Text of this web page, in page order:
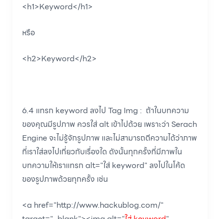
<h1>Keyword</h1>
หรือ
<h2>Keyword</h2>
6.4 แทรก keyword ลงไป Tag Img : ถ้าในบทความ
ของคุณมีรูปภาพ ควรใส่ alt เข้าไปด้วย เพราะว่า Serach
Engine จะไม่รู้จักรูปภาพ และไม่สามารถตีความได้ว่าภาพ
ที่เราใส่ลงไปเกี่ยวกับเรื่องใด ดังนั้นทุกครั้งที่มีภาพใน
บทความให้เราแทรก alt="ใส่ keyword" ลงไปในโค้ด
ของรูปภาพด้วยทุกครั้ง เช่น
<a href="http://www.hackublog.com/"